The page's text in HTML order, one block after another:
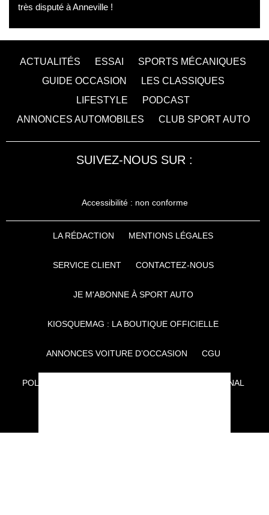
très disputé à Anneville !
ACTUALITÉS ESSAI
SPORTS MÉCANIQUES
GUIDE OCCASION
LES CLASSIQUES
LIFESTYLE
PODCAST
ANNONCES AUTOMOBILES
CLUB SPORT AUTO
SUIVEZ-NOUS SUR :
Accessibilité : non conforme
LA RÉDACTION MENTIONS LÉGALES
SERVICE CLIENT CONTACTEZ-NOUS
JE M'ABONNE À SPORT AUTO
KIOSQUEMAG : LA BOUTIQUE OFFICIELLE
ANNONCES VOITURE D’OCCASION CGU
POLITIQUE DE CONFIDENTIALITÉ L'AUTO JOURNAL